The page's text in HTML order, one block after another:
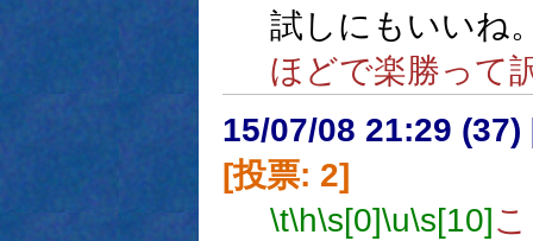
試しにもいいね
ほどで楽勝って
15/07/08 21:29 (37)
[投票: 2]
\t\h\s[0]\u\s[10]